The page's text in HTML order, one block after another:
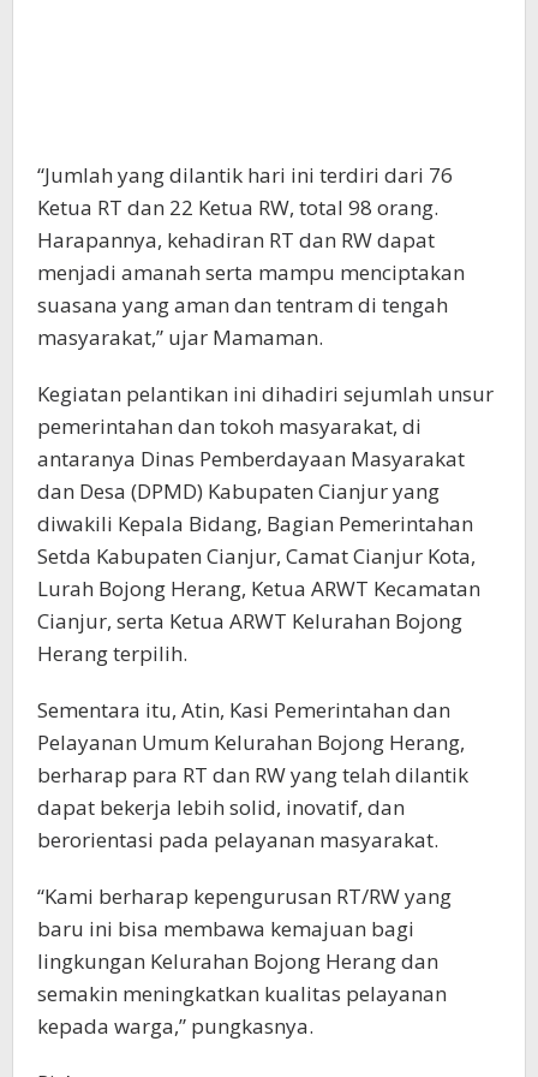
“Jumlah yang dilantik hari ini terdiri dari 76
Ketua RT dan 22 Ketua RW, total 98 orang.
Harapannya, kehadiran RT dan RW dapat
menjadi amanah serta mampu menciptakan
suasana yang aman dan tentram di tengah
masyarakat,” ujar Mamaman.
Kegiatan pelantikan ini dihadiri sejumlah unsur
pemerintahan dan tokoh masyarakat, di
antaranya Dinas Pemberdayaan Masyarakat
dan Desa (DPMD) Kabupaten Cianjur yang
diwakili Kepala Bidang, Bagian Pemerintahan
Setda Kabupaten Cianjur, Camat Cianjur Kota,
Lurah Bojong Herang, Ketua ARWT Kecamatan
Cianjur, serta Ketua ARWT Kelurahan Bojong
Herang terpilih.
Sementara itu, Atin, Kasi Pemerintahan dan
Pelayanan Umum Kelurahan Bojong Herang,
berharap para RT dan RW yang telah dilantik
dapat bekerja lebih solid, inovatif, dan
berorientasi pada pelayanan masyarakat.
“Kami berharap kepengurusan RT/RW yang
baru ini bisa membawa kemajuan bagi
lingkungan Kelurahan Bojong Herang dan
semakin meningkatkan kualitas pelayanan
kepada warga,” pungkasnya.